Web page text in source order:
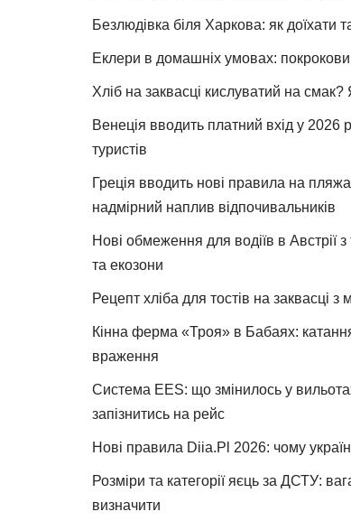
Безлюдівка біля Харкова: як доїхати
Еклери в домашніх умовах:
Хліб на заквасці кислуватий на смак?
Венеція вводить платний вхід у 2026
туристів
Греція вводить нові правила на
надмірний наплив відпочивальників
Нові обмеження для водіїв в
та екозони
Рецепт хліба для тостів на заквасці
Кінна ферма «Троя» в Бабаях:
враження
Система EES: що змінилось у
запізнитись на рейс
Нові правила Diia.Pl 2026: чому
Розміри та категорії яєць за ДСТУ:
визначити